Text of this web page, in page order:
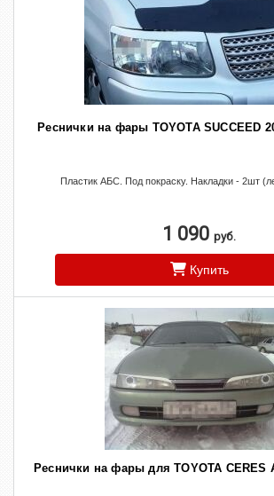
Реснички на фары TOYOTA SUCCEED
Пластик АБС. Под покраску. Накладки - 2шт
1 090 руб.
Купить
Реснички на фары для TOYOTA CERES